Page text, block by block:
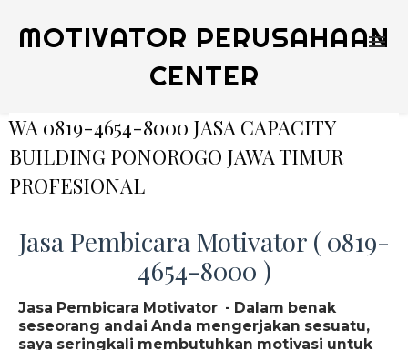
MOTIVATOR PERUSAHAAN
CENTER
WA 0819-4654-8000 JASA CAPACITY
BUILDING PONOROGO JAWA TIMUR
PROFESIONAL
Jasa Pembicara Motivator ( 0819-
4654-8000 )
Jasa Pembicara Motivator - Dalam benak
seseorang andai Anda mengerjakan sesuatu,
saya seringkali membutuhkan motivasi untuk